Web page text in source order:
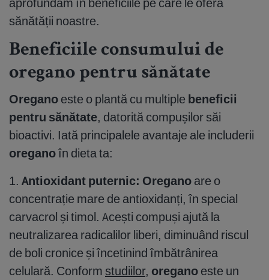
sănătății noastre.
Beneficiile consumului de
oregano pentru sănătate
Oregano este o plantă cu multiple beneficii
pentru sănătate, datorită compușilor săi
bioactivi. Iată principalele avantaje ale includerii
oreganoîn dieta ta:
1. Antioxidant puternic: Oregano are o
concentrație mare de antioxidanți, în special
carvacrol și timol. Acești compuși ajută la
neutralizarea radicalilor liberi, diminuând riscul
de boli cronice și încetinind îmbătrânirea
celulară. Conform studiilor, oregano este un